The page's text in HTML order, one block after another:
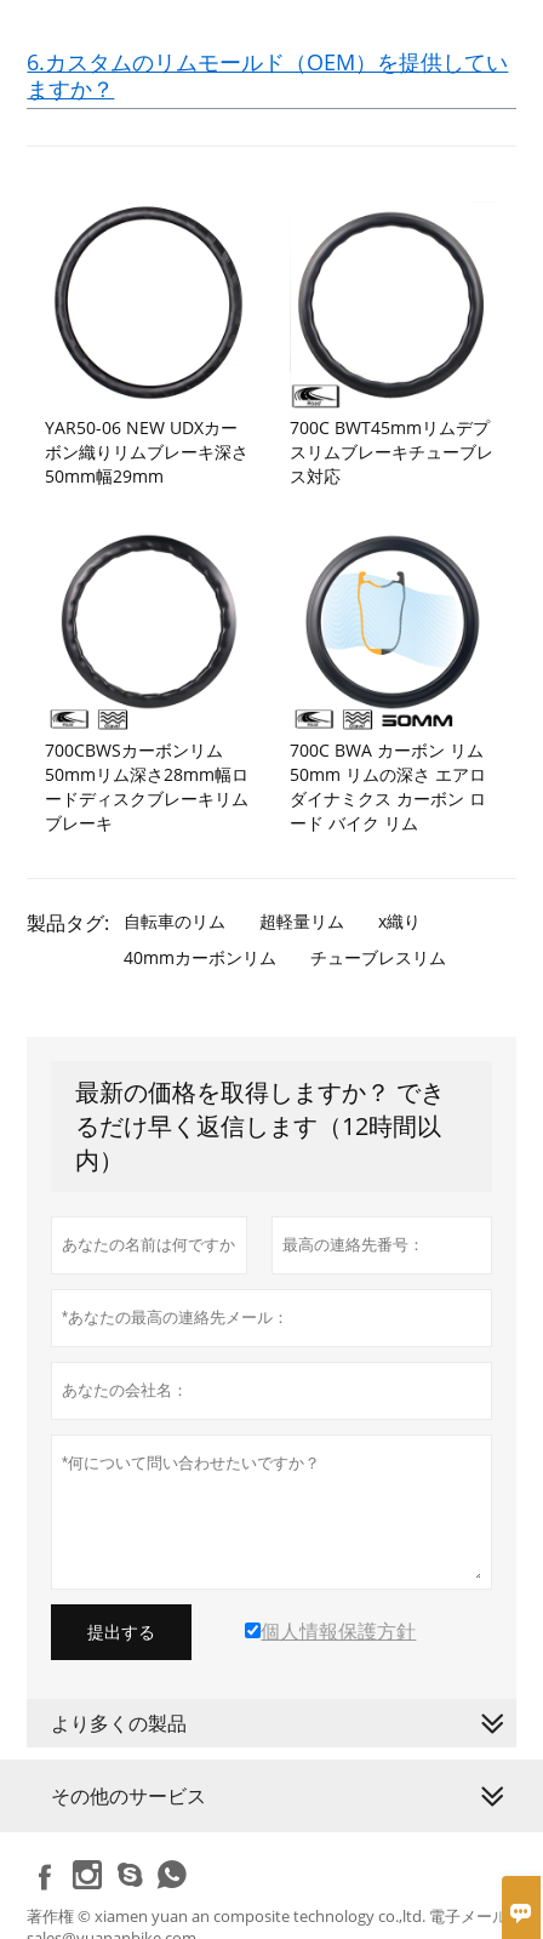

6.カスタムのリムモールド（OEM）を提供してい
ますか？
YAR50-06 NEW UDXカー
ボン織りリムブレーキ深さ
50mm幅29mm
700C BWT45mmリムデプ
スリムブレーキチューブレ
ス対応
700CBWSカーボンリム
50mmリム深さ28mm幅ロ
ードディスクブレーキリム
ブレーキ
700C BWA カーボン リム
50mm リムの深さ エアロ
ダイナミクス カーボン ロ
ード バイク リム
製品タグ: 自転車のリム 超軽量リム
x織り
40mmカーボンリム
チューブレスリム
最新の価格を取得しますか？ でき
るだけ早く返信します（12時間以
内）
提出する 個人情報保護方針
より多くの製品
その他のサービス
   
著作権 © xiamen yuan an composite technology co.,ltd. 電子メール: